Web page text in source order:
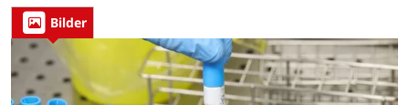
Bilder